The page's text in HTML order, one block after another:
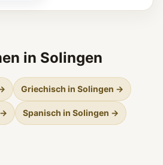
in Solingen
Griechisch in Solingen →
Spanisch in Solingen →